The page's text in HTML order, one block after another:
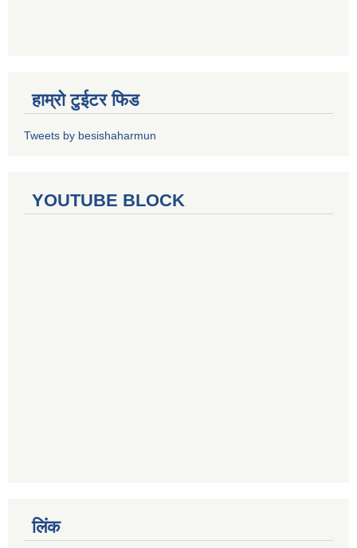
हाम्रो टुईटर फिड
Tweets by besishaharmun
YOUTUBE BLOCK
लिंक